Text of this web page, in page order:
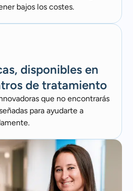
bajos los costes.
disponibles en
de tratamiento
que no encontrarás
para ayudarte a